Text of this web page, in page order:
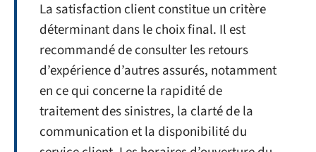
La satisfaction client constitue un critère
déterminant dans le choix final. Il est
recommandé de consulter les retours
d’expérience d’autres assurés, notamment
en ce qui concerne la rapidité de
traitement des sinistres, la clarté de la
communication et la disponibilité du